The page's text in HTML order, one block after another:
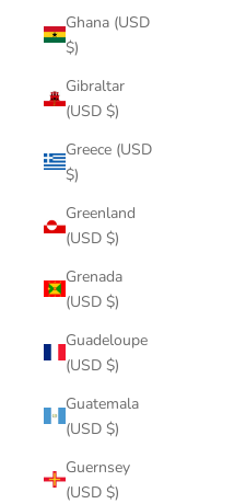
Ghana (USD
$)
Gibraltar
(USD $)
Greece (USD
$)
Greenland
(USD $)
Grenada
(USD $)
Guadeloupe
(USD $)
Guatemala
(USD $)
Guernsey
(USD $)